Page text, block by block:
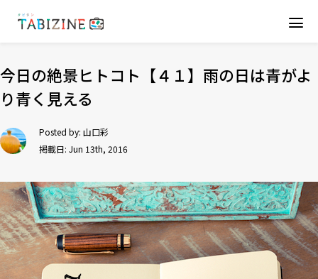
今日の絶景ヒトコト【４１】雨の日は青がよ
り青く見える
Posted by: 山口彩
掲載日: Jun 13th, 2016